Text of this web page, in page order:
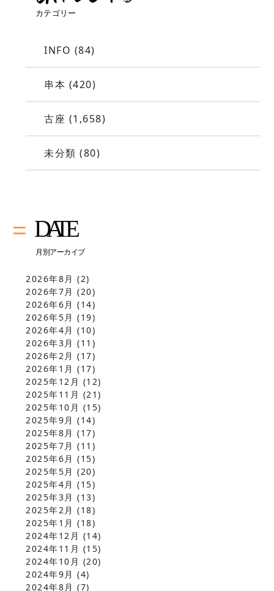
INFO (84)
串本 (420)
古座 (1,658)
未分類 (80)
2026年8月 (2)
2026年7月 (20)
2026年6月 (14)
2026年5月 (19)
2026年4月 (10)
2026年3月 (11)
2026年2月 (17)
2026年1月 (17)
2025年12月 (12)
2025年11月 (21)
2025年10月 (15)
2025年9月 (14)
2025年8月 (17)
2025年7月 (11)
2025年6月 (15)
2025年5月 (20)
2025年4月 (15)
2025年3月 (13)
2025年2月 (18)
2025年1月 (18)
2024年12月 (14)
2024年11月 (15)
2024年10月 (20)
2024年9月 (4)
2024年8月 (7)